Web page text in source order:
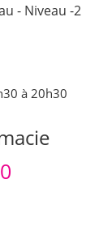
- Niveau -2
à 20h30